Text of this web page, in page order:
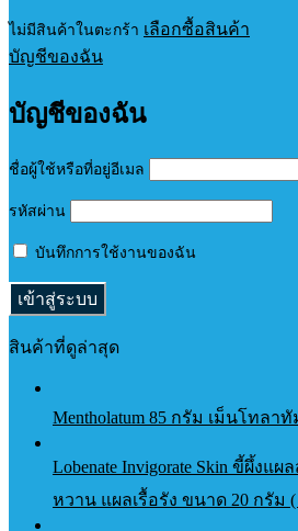
ไม่มีสินค้าในตะกร้า เลือกซื้อสินค้า
บัญชีของฉัน
บัญชีของฉัน
ชื่อผู้ใช้หรือที่อยู่อีเมล
รหัสผ่าน
บันทึกการใช้งานของฉัน
สินค้าที่ดูล่าสุด
Mentholatum 85 กรัม เม็นโทลาทั
Lobenate Invigorate Skin ขี้ผึ้งแ
หวาน แผลเรื้อรัง ขนาด 20 กรัม (